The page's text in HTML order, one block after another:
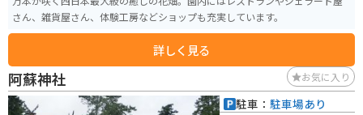
さん、雑貨屋さん、体験工房などショップも充実しています。
詳しく見る
阿蘇神社 お気に入り
駐車： 駐車場あり